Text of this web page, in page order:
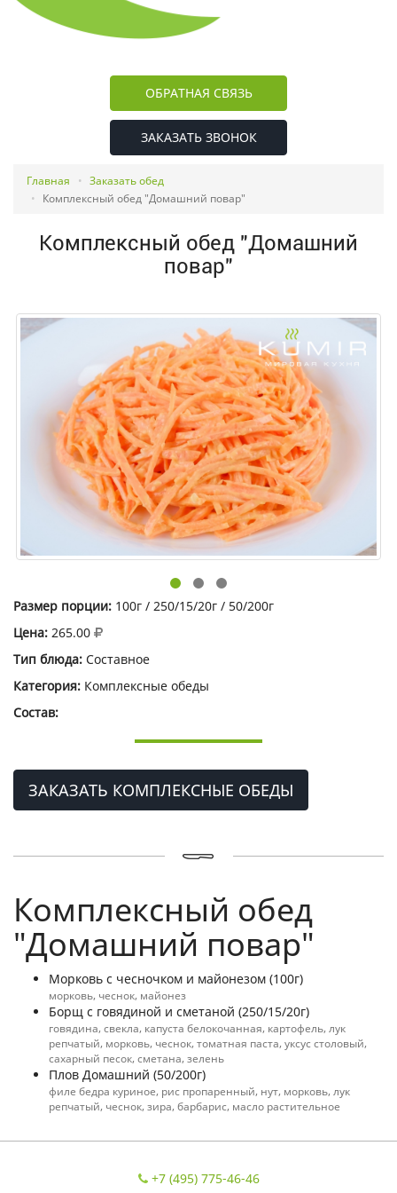
ОБРАТНАЯ СВЯЗЬ
ЗАКАЗАТЬ ЗВОНОК
Главная
Заказать обед
Комплексный обед "Домашний повар"
Комплексный обед "Домашний
повар"
Размер порции: 100г / 250/15/20г / 50/200г
Цена: 265.00
Тип блюда: Составное
Категория: Комплексные обеды
Состав:
ЗАКАЗАТЬ КОМПЛЕКСНЫЕ ОБЕДЫ
Комплексный обед
"Домашний повар"
Морковь с чесночком и майонезом (100г)
морковь, чеснок, майонез
Борщ с говядиной и сметаной (250/15/20г)
говядина, свекла, капуста белокочанная, картофель, лук
репчатый, морковь, чеснок, томатная паста, уксус столовый,
сахарный песок, сметана, зелень
Плов Домашний (50/200г)
филе бедра куриное, рис пропаренный, нут, морковь, лук
репчатый, чеснок, зира, барбарис, масло растительное
+7 (495) 775-46-46